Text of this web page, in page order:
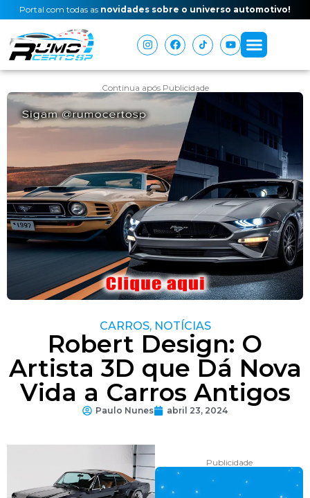
Portal com todas as novidades sobre o universo automotivo!
Continua após Publicidade
CARROS, NOTÍCIAS
Robert Design: O
Artista 3D que Dá Nova
Vida a Carros Antigos
Paulo Nunes abril 23, 2024
Publicidade